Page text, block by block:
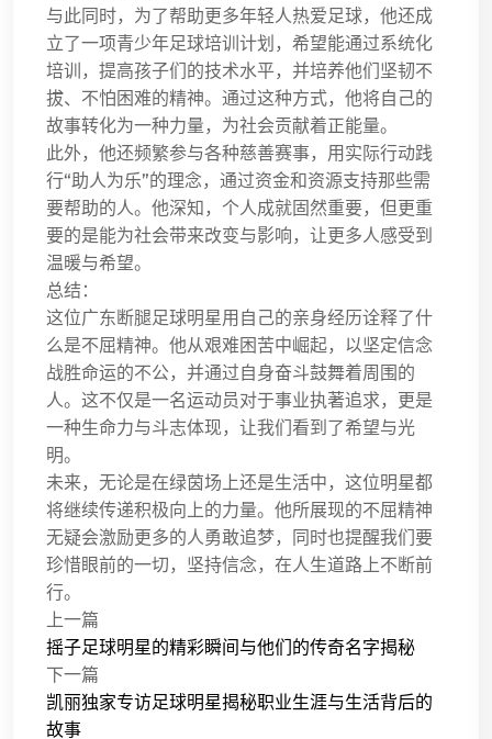
与此同时，为了帮助更多年轻人热爱足球，他还成
立了一项青少年足球培训计划，希望能通过系统化
培训，提高孩子们的技术水平，并培养他们坚韧不
拔、不怕困难的精神。通过这种方式，他将自己的
故事转化为一种力量，为社会贡献着正能量。
此外，他还频繁参与各种慈善赛事，用实际行动践
行“助人为乐”的理念，通过资金和资源支持那些需
要帮助的人。他深知，个人成就固然重要，但更重
要的是能为社会带来改变与影响，让更多人感受到
温暖与希望。
总结：
这位广东断腿足球明星用自己的亲身经历诠释了什
么是不屈精神。他从艰难困苦中崛起，以坚定信念
战胜命运的不公，并通过自身奋斗鼓舞着周围的
人。这不仅是一名运动员对于事业执著追求，更是
一种生命力与斗志体现，让我们看到了希望与光
明。
未来，无论是在绿茵场上还是生活中，这位明星都
将继续传递积极向上的力量。他所展现的不屈精神
无疑会激励更多的人勇敢追梦，同时也提醒我们要
珍惜眼前的一切，坚持信念，在人生道路上不断前
行。
上一篇
摇子足球明星的精彩瞬间与他们的传奇名字揭秘
下一篇
凯丽独家专访足球明星揭秘职业生涯与生活背后的
故事